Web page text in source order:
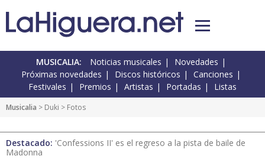
MUSICALIA: Noticias musicales
Novedades
Próximas novedades
Discos históricos
Canciones
Festivales
Premios Artistas Portadas Listas
Musicalia > Duki > Fotos
Destacado: 'Confessions II' es el regreso a la pista de baile de
Madonna